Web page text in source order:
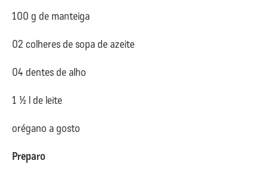
100 g de manteiga
02 colheres de sopa de azeite
04 dentes de alho
1 ½ l de leite
orégano a gosto
Preparo